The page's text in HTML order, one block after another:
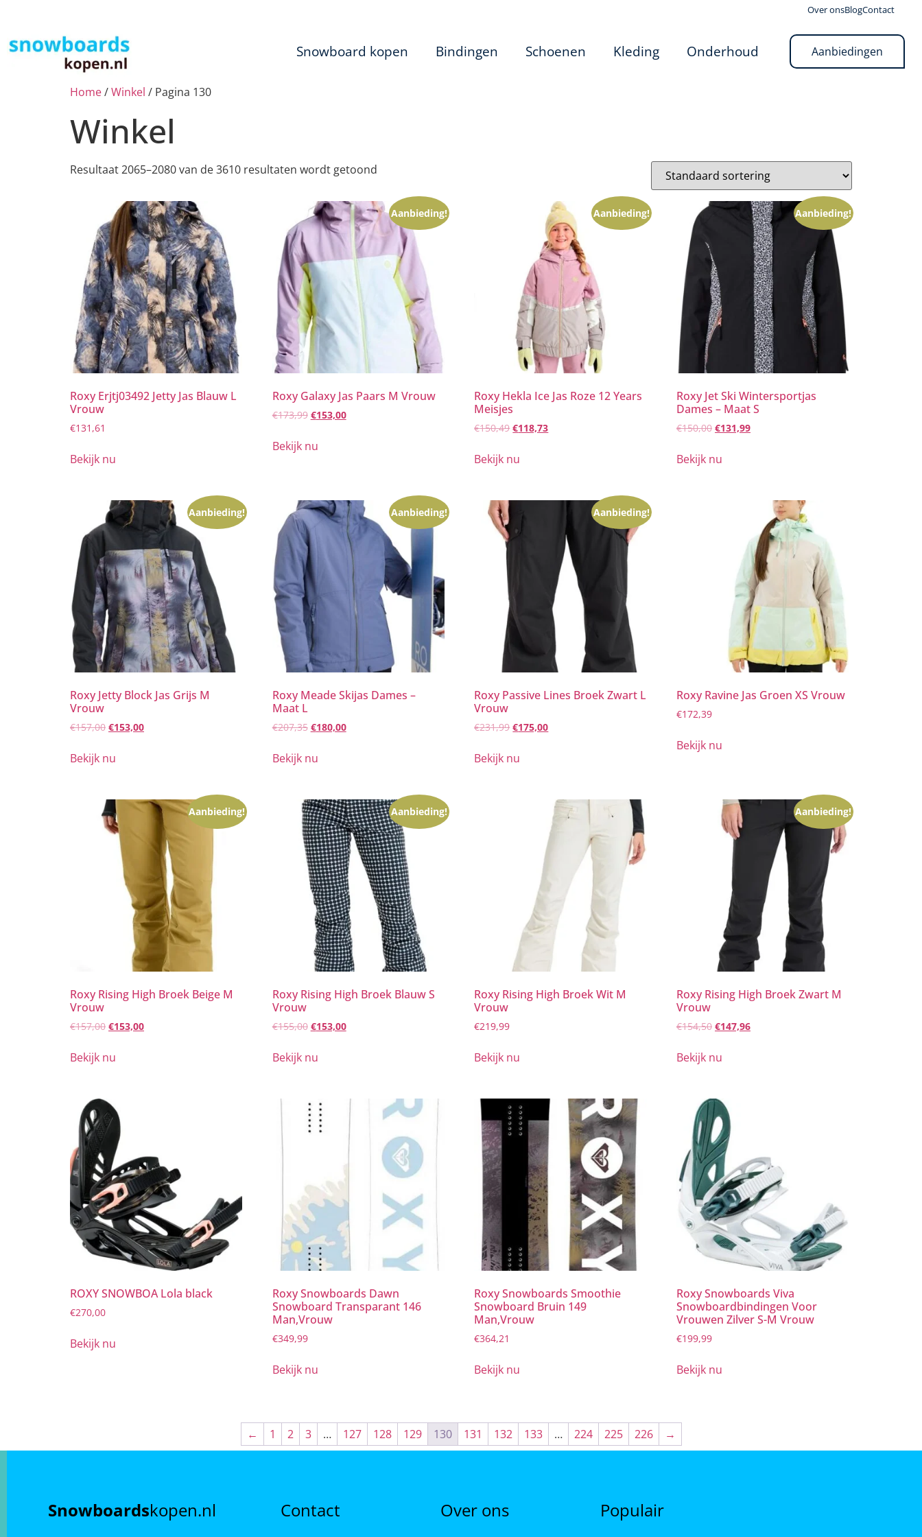
Over onsBlogContact
Snowboard kopen Bindingen Schoenen Kleding Onderhoud Aanbiedingen
Home/Winkel / Pagina 130
Winkel
Resultaat 2065–2080 van de 3610 resultaten wordt getoond
Roxy Erjtj03492 Jetty Jas Blauw L
Vrouw
€131,61
Bekijk nu
Aanbieding!
Roxy Galaxy Jas Paars M Vrouw
€173,99 €153,00
Bekijk nu
Aanbieding!
Roxy Hekla Ice Jas Roze 12 Years
Meisjes
€150,49 €118,73
Bekijk nu
Aanbieding!
Roxy Jet Ski Wintersportjas
Dames – Maat S
€150,00 €131,99
Bekijk nu
Aanbieding!
Roxy Jetty Block Jas Grijs M
Vrouw
€157,00 €153,00
Bekijk nu
Aanbieding!
Roxy Meade Skijas Dames –
Maat L
€207,35 €180,00
Bekijk nu
Aanbieding!
Roxy Passive Lines Broek Zwart L
Vrouw
€231,99 €175,00
Bekijk nu
Roxy Ravine Jas Groen XS Vrouw
€172,39
Bekijk nu
Aanbieding!
Roxy Rising High Broek Beige M
Vrouw
€157,00 €153,00
Bekijk nu
Aanbieding!
Roxy Rising High Broek Blauw S
Vrouw
€155,00 €153,00
Bekijk nu
Roxy Rising High Broek Wit M
Vrouw
€219,99
Bekijk nu
Aanbieding!
Roxy Rising High Broek Zwart M
Vrouw
€154,50 €147,96
Bekijk nu
ROXY SNOWBOA Lola black
€270,00
Bekijk nu
Roxy Snowboards Dawn
Snowboard Transparant 146
Man,Vrouw
€349,99
Bekijk nu
Roxy Snowboards Smoothie
Snowboard Bruin 149
Man,Vrouw
€364,21
Bekijk nu
Roxy Snowboards Viva
Snowboardbindingen Voor
Vrouwen Zilver S-M Vrouw
€199,99
Bekijk nu
← 1 2 3 … 127 128 129 130 131 132 133 … 224 225 226 →
Snowboardskopen.nl Contact Over ons Populair